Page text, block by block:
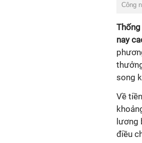
Công
nay
song
Về
lương
điều